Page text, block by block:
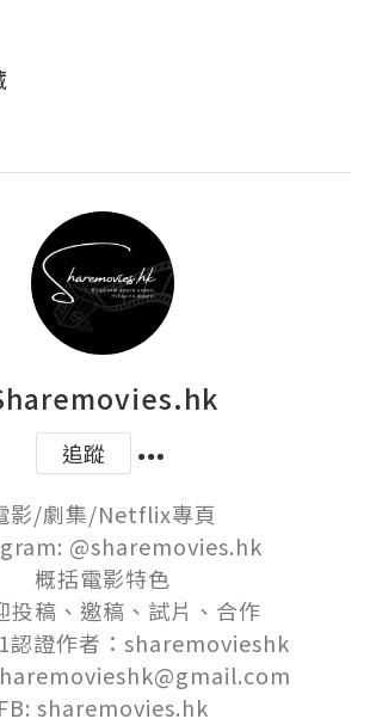
追蹤
影/劇集/Netflix專頁
@sharemovies.hk
概括電影特色
投稿、邀稿、試片、合作
認證作者：sharemovieshk
FB: sharemovies.hk